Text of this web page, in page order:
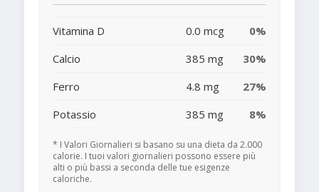
Vitamina D 0.0 mcg
0%
Calcio
385 mg
30%
Ferro
4.8 mg
27%
Potassio
385 mg 8%
* I Valori Giornalieri si basano su una dieta da 2.000
calorie. I tuoi valori giornalieri possono essere più
alti o più bassi a seconda delle tue esigenze
caloriche.